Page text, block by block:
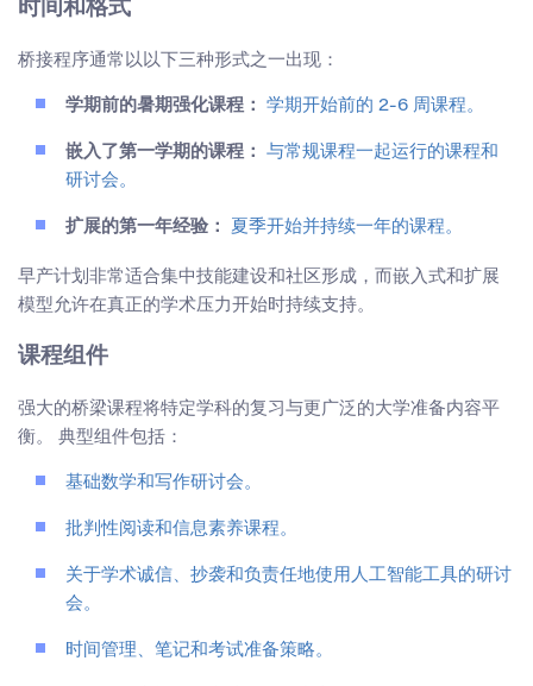
时间和格式
桥接程序通常以以下三种形式之一出现：
学期前的暑期强化课程： 学期开始前的 2-6 周课程。
嵌入了第一学期的课程：
与常规课程一起运行的课程和
研讨会。
扩展的第一年经验： 夏季开始并持续一年的课程。
早产计划非常适合集中技能建设和社区形成，而嵌入式和扩展
模型允许在真正的学术压力开始时持续支持。
课程组件
强大的桥梁课程将特定学科的复习与更广泛的大学准备内容平
衡。 典型组件包括：
基础数学和写作研讨会。
批判性阅读和信息素养课程。
关于学术诚信、抄袭和负责任地使用人工智能工具的研讨
会。
时间管理、笔记和考试准备策略。